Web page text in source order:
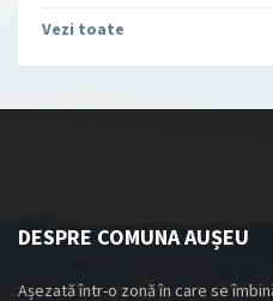
Vezi toate
DESPRE COMUNA AUȘEU
Așezată într-o zonă în care se